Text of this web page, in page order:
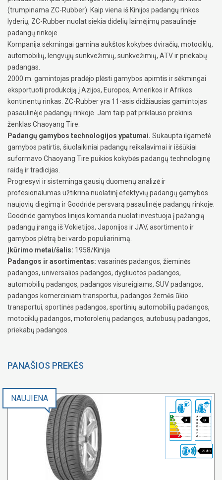
(trumpinama ZC-Rubber). Kaip viena iš Kinijos padangų rinkos
lyderių, ZC-Rubber nuolat siekia didelių laimėjimų pasaulinėje
padangų rinkoje.
Kompanija sėkmingai gamina aukštos kokybės dviračių, motociklų,
automobilių, lengvųjų sunkvežimių, sunkvežimių, ATV ir priekabų
padangas.
2000 m. gamintojas pradėjo plėsti gamybos apimtis ir sėkmingai
eksportuoti produkciją į Azijos, Europos, Amerikos ir Afrikos
kontinentų rinkas. ZC-Rubber yra 11-asis didžiausias gamintojas
pasaulinėje padangų rinkoje. Jam taip pat priklauso prekinis
ženklas Chaoyang Tire.
Padangų gamybos technologijos ypatumai. Sukaupta ilgametė
gamybos patirtis, šiuolaikiniai padangų reikalavimai ir iššūkiai
suformavo Chaoyang Tire puikios kokybės padangų technologinę
raidą ir tradicijas.
Progresyvi ir sisteminga gausių duomenų analizė ir
profesionalumas užtikrina nuolatinį efektyvių padangų gamybos
naujovių diegimą ir Goodride persvarą pasaulinėje padangų rinkoje.
Goodride gamybos linijos komanda nuolat investuoja į pažangią
padangų įrangą iš Vokietijos, Japonijos ir JAV, asortimento ir
gamybos plėtrą bei vardo populiarinimą.
Įkūrimo metai/šalis: 1958/Kinija
Padangos ir asortimentas: vasarinės padangos, žieminės
padangos, universalios padangos, dygliuotos padangos,
automobilių padangos, padangos visureigiams, SUV padangos,
padangos komerciniam transportui, padangos žemės ūkio
transportui, sportinės padangos, sportinių automobilių padangos,
motociklų padangos, motorolerių padangos, autobusų padangos,
priekabų padangos.
PANAŠIOS PREKĖS
B B
70 dB
NAUJIENA